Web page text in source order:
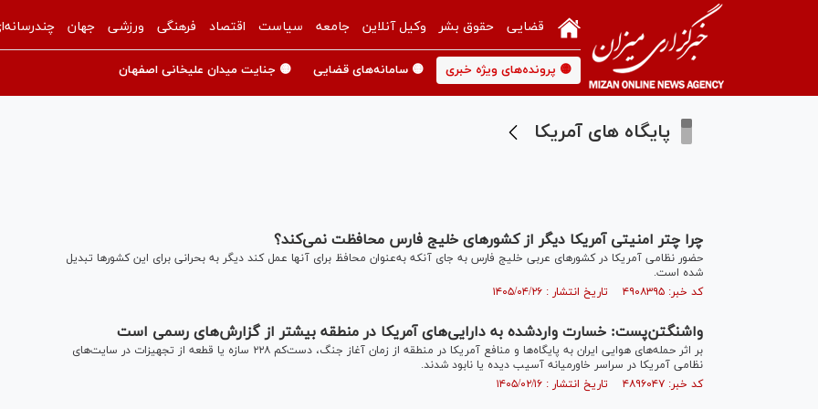
قضایی حقوق بشر وکیل آنلاین جامعه سیاست اقتصاد فرهنگی ورزشی جهان
🟡 پرونده‌های ویژه خبری 🟡 سامانه‌های قضایی 🟡 جنایت میدان علیخانی اصفهان
پایگاه های آمریکا
چرا چتر امنیتی آمریکا دیگر از کشورهای خلیج فارس محافظت نمی‌کند؟
حضور نظامی آمریکا در کشورهای عربی خلیج فارس به جای آنکه به‌عنوان محافظ برای آنها عمل کند دیگر به بحرانی برای این کشورها تبدیل
شده است.
کد خبر: ۴۹۰۸۳۹۵ تاریخ انتشار : ۱۴۰۵/۰۴/۲۶
واشنگتن‌پست: خسارت واردشده به دارایی‌های آمریکا در منطقه بیشتر از گزارش‌های رسمی است
بر اثر حمله‌های هوایی ایران به پایگاه‌ها و منافع آمریکا در منطقه از زمان آغاز جنگ، دست‌کم ۲۲۸ سازه یا قطعه از تجهیزات در سایت‌های
نظامی آمریکا در سراسر خاورمیانه آسیب دیده یا نابود شدند.
کد خبر: ۴۸۹۶۰۴۷ تاریخ انتشار : ۱۴۰۵/۰۲/۱۶